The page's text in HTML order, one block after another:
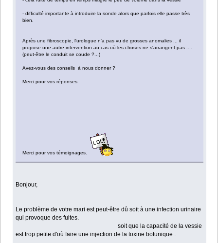
- difficulté importante à introduire la sonde alors que parfois elle passe très
bien.
Après une fibroscopie, l'urologue n'a pas vu de grosses anomalies ... il
propose une autre intervention au cas où les choses ne s'arrangent pas ....
(peut-être le conduit se coude ?...)
Avez-vous des conseils à nous donner ?
Merci pour vos réponses.
Merci pour vos témoignages.
Bonjour,
Le problème de votre mari est peut-être dû soit à une infection urinaire
qui provoque des fuites.
soit que la capacité de la vessie
est trop petite d'où faire une injection de la toxine botunique .